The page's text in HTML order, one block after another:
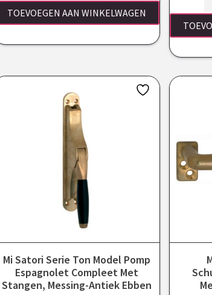
TOEVOEGEN AAN WINKELWAGEN
Mi Satori Serie Ton Model Pomp
Espagnolet Compleet Met
Stangen, Messing-Antiek Ebben